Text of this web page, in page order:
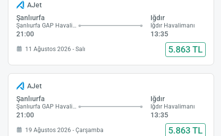
AJet
Şanlıurfa
Şanlıurfa GAP Havalimanı
21:00
Iğdır
Iğdır Havalimanı
13:35
11 Ağustos 2026 - Salı 5.863 TL
AJet
Şanlıurfa
Şanlıurfa GAP Havalimanı
21:00
Iğdır
Iğdır Havalimanı
13:35
19 Ağustos 2026 - Çarşamba 5.863 TL